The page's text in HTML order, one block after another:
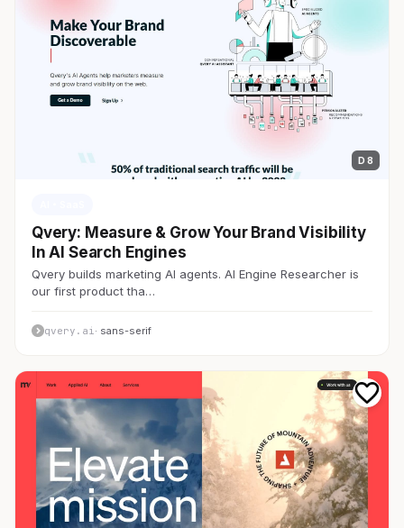
D 8
Qvery: Measure & Grow Your Brand Visibility
In AI Search Engines
Qvery builds marketing AI agents. AI Engine Researcher is
our first product tha…
qvery.ai · sans-serif